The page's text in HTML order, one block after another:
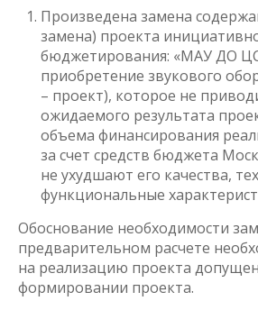
Произведена замена
замена) проекта
бюджетирования: «МАУ ДО
приобретение звукового
– проект), которое не
ожидаемого результата
объема финансирования
за счет средств бюджета
не ухудшают его качества,
функциональные
Обоснование необходимости
предварительном расчете
на реализацию проекта
формировании проекта.